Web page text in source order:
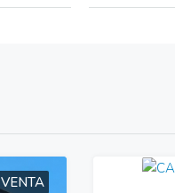
VENTA